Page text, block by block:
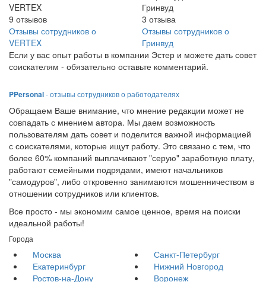
VERTEX
9 отзывов
Отзывы сотрудников о
VERTEX
Гринвуд
3 отзыва
Отзывы сотрудников о
Гринвуд
Если у вас опыт работы в компании Эстер и можете дать совет
соискателям - обязательно оставьте комментарий.
PPersonal- отзывы сотрудников о работодателях
Обращаем Ваше внимание, что мнение редакции может не
совпадать с мнением автора. Мы даем возможность
пользователям дать совет и поделится важной информацией
с соискателями, которые ищут работу. Это связано с тем, что
более 60% компаний выплачивают "серую" заработную плату,
работают семейными подрядами, имеют начальников
"самодуров", либо откровенно занимаются мошенничеством в
отношении сотрудников или клиентов.
Все просто - мы экономим самое ценное, время на поиски
идеальной работы!
Города
Москва
Санкт-Петербург
Екатеринбург
Нижний Новгород
Ростов-на-Дону
Воронеж